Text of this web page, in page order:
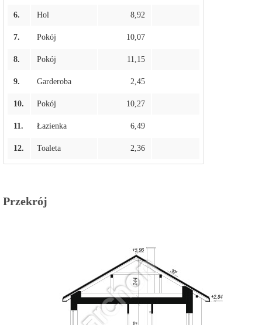
6. Hol 8,92
7. Pokój 10,07
8. Pokój 11,15
9. Garderoba 2,45
10. Pokój 10,27
11. Łazienka 6,49
12. Toaleta 2,36
Przekrój